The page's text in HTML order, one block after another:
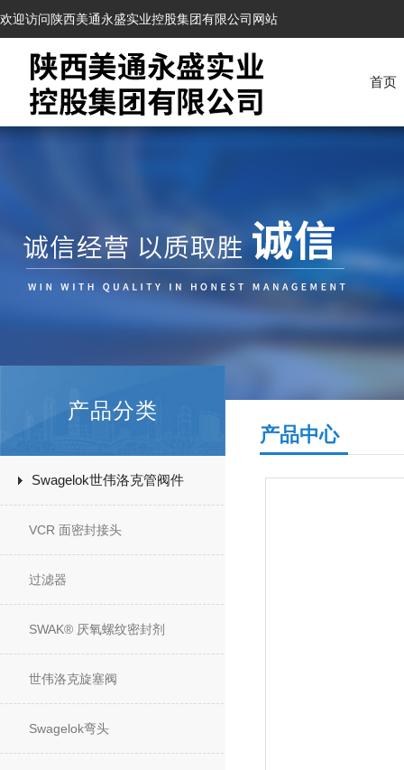
欢迎访问陕西美通永盛实业控股集团有限公司网站
首页
产品分类
Swagelok世伟洛克管阀件
VCR 面密封接头
过滤器
SWAK® 厌氧螺纹密封剂
世伟洛克旋塞阀
Swagelok弯头
产品中心